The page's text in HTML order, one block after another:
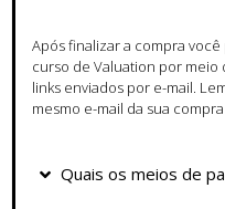
Após finalizar a compra
curso de Valuation por
links enviados por e-mail.
mesmo e-mail da sua
Quais os meios de